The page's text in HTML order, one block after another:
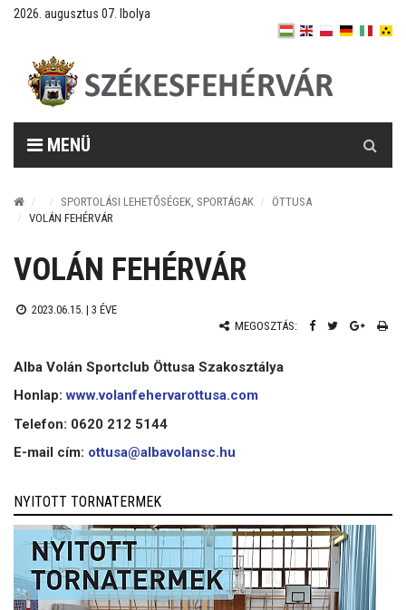
2026. augusztus 07. Ibolya
MENÜ
SPORTOLÁSI LEHETŐSÉGEK, SPORTÁGAK
ÖTTUSA
VOLÁN FEHÉRVÁR
VOLÁN FEHÉRVÁR
2023.06.15. | 3 ÉVE
MEGOSZTÁS:
Alba Volán Sportclub Öttusa Szakosztálya
Honlap:www.volanfehervarottusa.com
Telefon: 0620 212 5144
E-mail cím: ottusa@albavolansc.hu
NYITOTT TORNATERMEK